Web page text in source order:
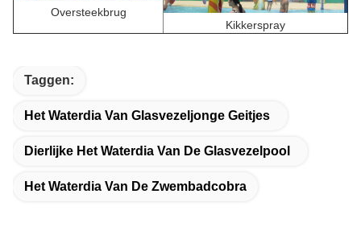
Oversteekbrug
Kikkerspray
Taggen:
Het Waterdia Van Glasvezeljonge Geitjes
Dierlijke Het Waterdia Van De Glasvezelpool
Het Waterdia Van De Zwembadcobra